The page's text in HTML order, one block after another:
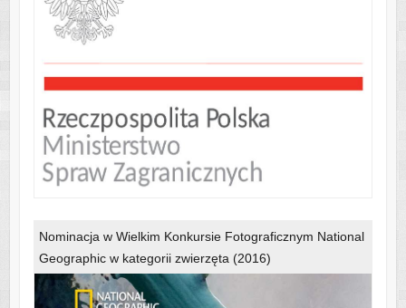
Nominacja w Wielkim Konkursie Fotograficznym National
Geographic w kategorii zwierzęta (2016)